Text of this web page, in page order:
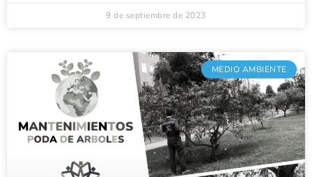
9 de septiembre de 2023
MEDIO AMBIENTE